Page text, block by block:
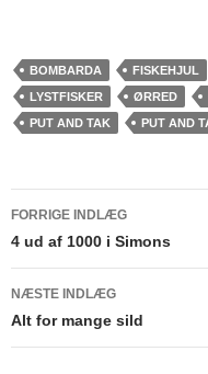
BOMBARDA FISKEHJUL
LYSTFISKER
ØRRED
PUT AND TAK
PUT AND
FORRIGE INDLÆG
4 ud af 1000 i Simons
NÆSTE INDLÆG
Alt for mange sild